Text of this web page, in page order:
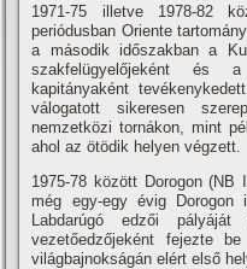
1971-75 illetve 1978-82
periódusban Oriente
a második időszakban a
szakfelügyelőjeként és
kapitányaként
válogatott sikeresen
nemzetközi tornákon, mint
ahol az ötödik helyen végzett.
1975-78 között Dorogon
még egy-egy évig Dorogon
Labdarúgó edzői
vezetőedzőjeként fejezte
világbajnokságán elért első